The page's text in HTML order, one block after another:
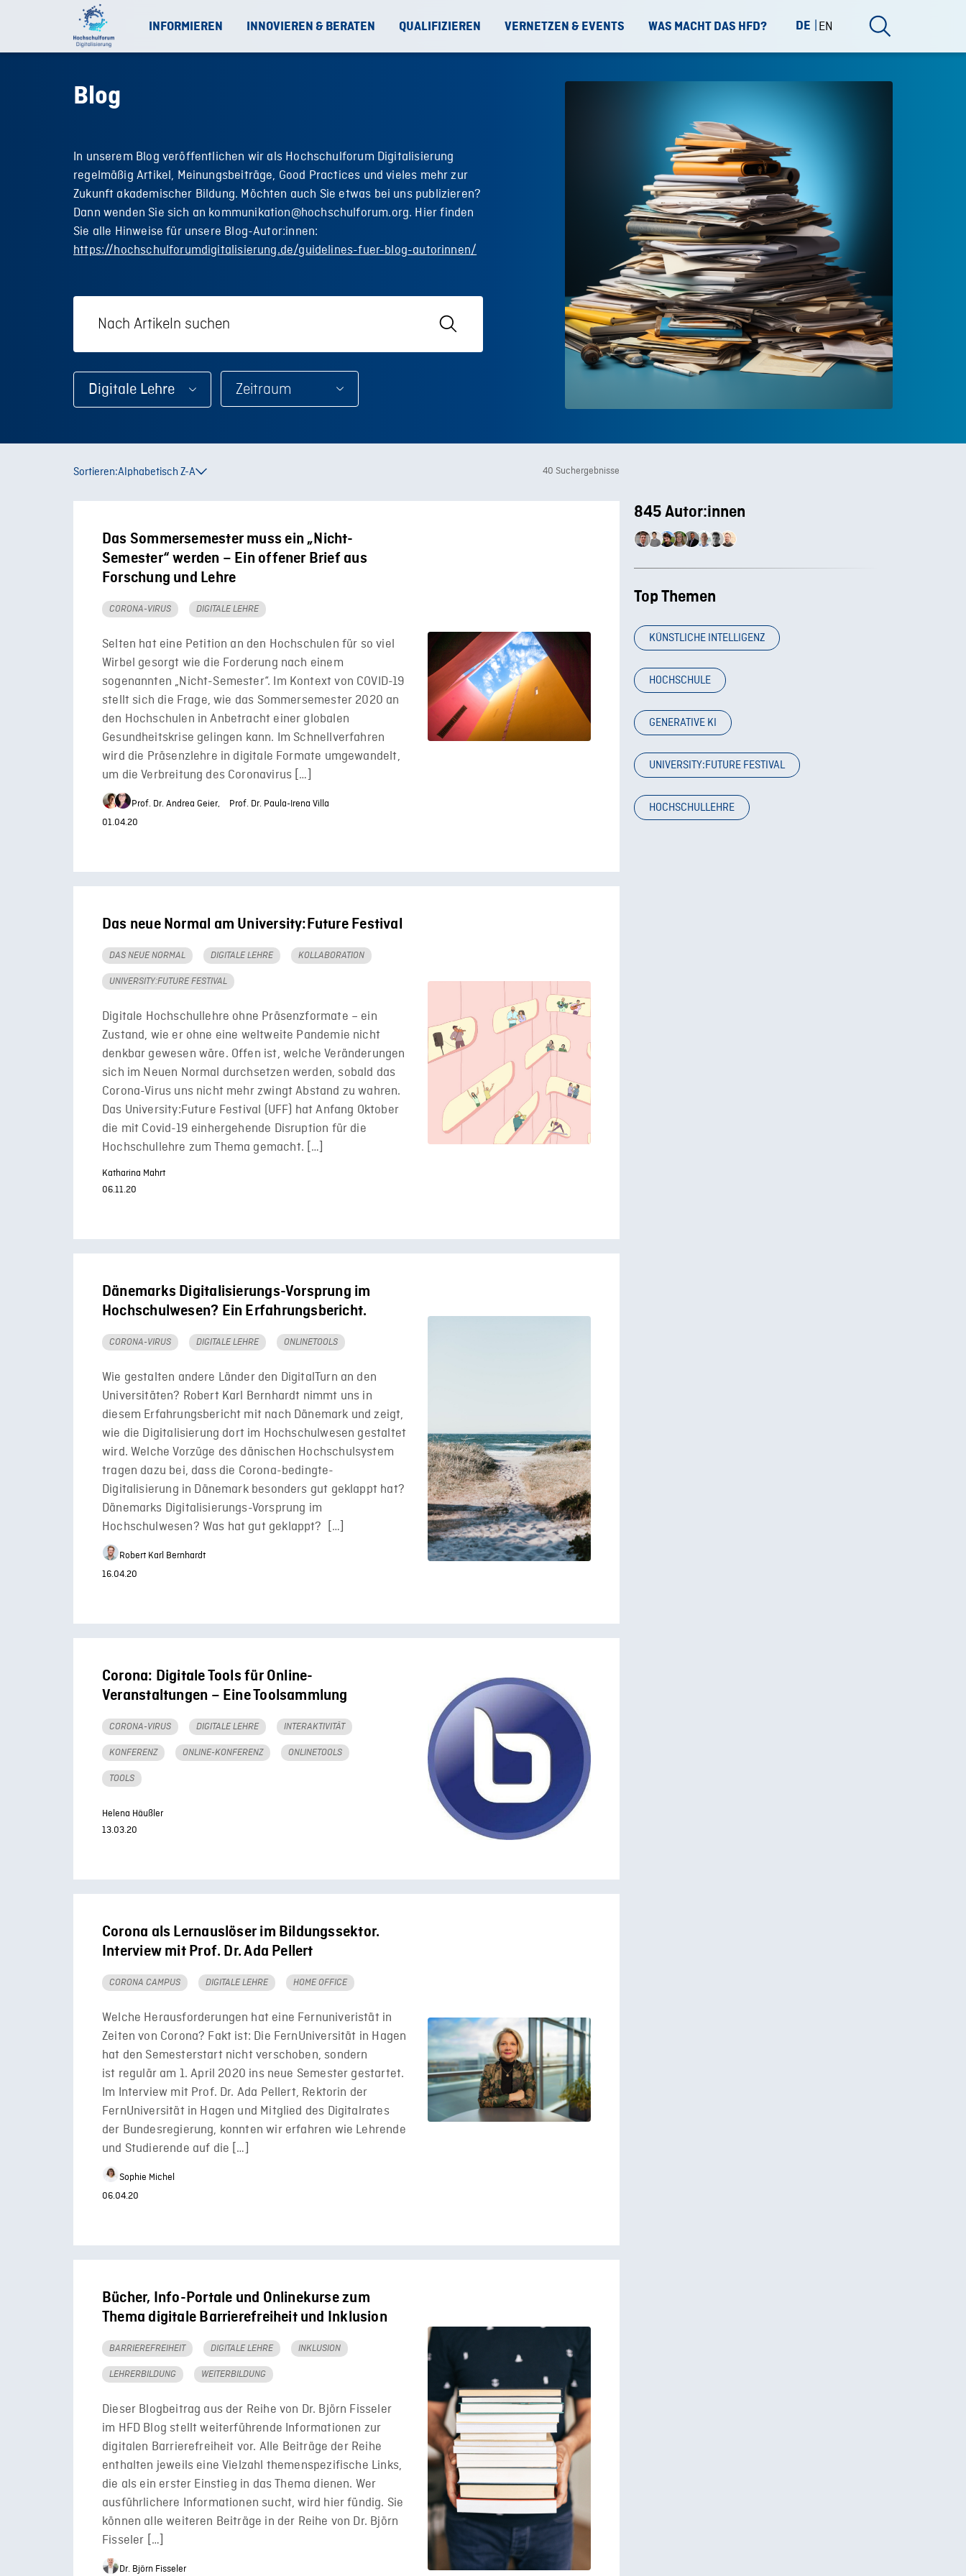
INFORMIEREN INNOVIEREN & BERATEN QUALIFIZIEREN VERNETZEN & EVENTS WAS MACHT DAS HFD? DE EN
Blog
In unserem Blog veröffentlichen wir als Hochschulforum Digitalisierung
regelmäßig Artikel, Meinungsbeiträge, Good Practices und vieles mehr zur
Zukunft akademischer Bildung. Möchten auch Sie etwas bei uns publizieren?
Dann wenden Sie sich an kommunikation@hochschulforum.org. Hier finden
Sie alle Hinweise für unsere Blog-Autor:innen:
https://hochschulforumdigitalisierung.de/guidelines-fuer-blog-autorinnen/
Digitale Lehre
Sortieren:Alphabetisch Z-A 40 Suchergebnisse
Das Sommersemester muss ein „Nicht-
Semester“ werden – Ein offener Brief aus
Forschung und Lehre
CORONA-VIRUS DIGITALE LEHRE
Selten hat eine Petition an den Hochschulen für so viel
Wirbel gesorgt wie die Forderung nach einem
sogenannten „Nicht-Semester“. Im Kontext von COVID-19
stellt sich die Frage, wie das Sommersemester 2020 an
den Hochschulen in Anbetracht einer globalen
Gesundheitskrise gelingen kann. Im Schnellverfahren
wird die Präsenzlehre in digitale Formate umgewandelt,
um die Verbreitung des Coronavirus […]
Prof. Dr. Andrea Geier,
Prof. Dr. Paula-Irena Villa
01.04.20
Das neue Normal am University:Future Festival
DAS NEUE NORMAL DIGITALE LEHRE KOLLABORATION
UNIVERSITY:FUTURE FESTIVAL
Digitale Hochschullehre ohne Präsenzformate – ein
Zustand, wie er ohne eine weltweite Pandemie nicht
denkbar gewesen wäre. Offen ist, welche Veränderungen
sich im Neuen Normal durchsetzen werden, sobald das
Corona-Virus uns nicht mehr zwingt Abstand zu wahren.
Das University:Future Festival (UFF) hat Anfang Oktober
die mit Covid-19 einhergehende Disruption für die
Hochschullehre zum Thema gemacht. […]
Katharina Mahrt
06.11.20
Dänemarks Digitalisierungs-Vorsprung im
Hochschulwesen? Ein Erfahrungsbericht.
CORONA-VIRUS DIGITALE LEHRE ONLINETOOLS
Wie gestalten andere Länder den DigitalTurn an den
Universitäten? Robert Karl Bernhardt nimmt uns in
diesem Erfahrungsbericht mit nach Dänemark und zeigt,
wie die Digitalisierung dort im Hochschulwesen gestaltet
wird. Welche Vorzüge des dänischen Hochschulsystem
tragen dazu bei, dass die Corona-bedingte-
Digitalisierung in Dänemark besonders gut geklappt hat?
Dänemarks Digitalisierungs-Vorsprung im
Hochschulwesen? Was hat gut geklappt? […]
Robert Karl Bernhardt
16.04.20
Corona: Digitale Tools für Online-
Veranstaltungen – Eine Toolsammlung
CORONA-VIRUS DIGITALE LEHRE INTERAKTIVITÄT
KONFERENZ ONLINE-KONFERENZ ONLINETOOLS
TOOLS
Helena Häußler
13.03.20
Corona als Lernauslöser im Bildungssektor.
Interview mit Prof. Dr. Ada Pellert
CORONA CAMPUS DIGITALE LEHRE HOME OFFICE
Welche Herausforderungen hat eine Fernuniveristät in
Zeiten von Corona? Fakt ist: Die FernUniversität in Hagen
hat den Semesterstart nicht verschoben, sondern
ist regulär am 1. April 2020 ins neue Semester gestartet.
Im Interview mit Prof. Dr. Ada Pellert, Rektorin der
FernUniversität in Hagen und Mitglied des Digitalrates
der Bundesregierung, konnten wir erfahren wie Lehrende
und Studierende auf die […]
Sophie Michel
06.04.20
Bücher, Info-Portale und Onlinekurse zum
Thema digitale Barrierefreiheit und Inklusion
BARRIEREFREIHEIT DIGITALE LEHRE INKLUSION
LEHRERBILDUNG WEITERBILDUNG
Dieser Blogbeitrag aus der Reihe von Dr. Björn Fisseler
im HFD Blog stellt weiterführende Informationen zur
digitalen Barrierefreiheit vor. Alle Beiträge der Reihe
enthalten jeweils eine Vielzahl themenspezifische Links,
die als ein erster Einstieg in das Thema dienen. Wer
ausführlichere Informationen sucht, wird hier fündig. Sie
können alle weiteren Beiträge in der Reihe von Dr. Björn
Fisseler […]
Dr. Björn Fisseler
845 Autor:innen
Top Themen
KÜNSTLICHE INTELLIGENZ
HOCHSCHULE
GENERATIVE KI
UNIVERSITY:FUTURE FESTIVAL
HOCHSCHULLEHRE